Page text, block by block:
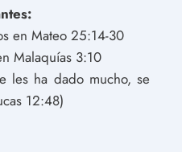
en Mateo 25:14-30
Malaquías 3:10
les ha dado mucho, se
12:48)